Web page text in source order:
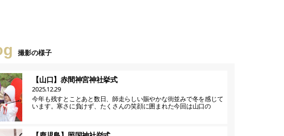
撮影の様子
【山口】赤間神宮神社挙式
2025.12.29
今年も残すとことあと数日、師走らしい賑やかな街並みで冬を感じて
います。寒さに負けず、たくさんの笑顔に囲まれた今回は山口の